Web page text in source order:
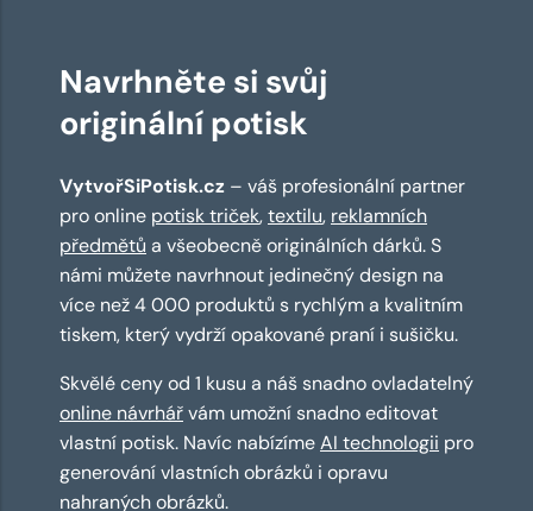
Navrhněte si svůj
originální potisk
VytvořSiPotisk.cz – váš profesionální partner
pro online potisk triček,textilu, reklamních
předmětů a všeobecně originálních dárků. S
námi můžete navrhnout jedinečný design na
více než 4 000 produktů s rychlým a kvalitním
tiskem, který vydrží opakované praní i sušičku.
Skvělé ceny od 1 kusu a náš snadno ovladatelný
online návrhářvám umožní snadno editovat
vlastní potisk. Navíc nabízímeAI technologii pro
generování vlastních obrázků i opravu
nahraných obrázků.